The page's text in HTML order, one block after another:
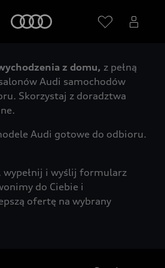
Partnera Audi
z domu, z pełną
Audi samochodów
Skorzystaj z doradztwa
Audi gotowe do odbioru.
wypełnij i wyślij formularz
do Ciebie i
ofertę na wybrany